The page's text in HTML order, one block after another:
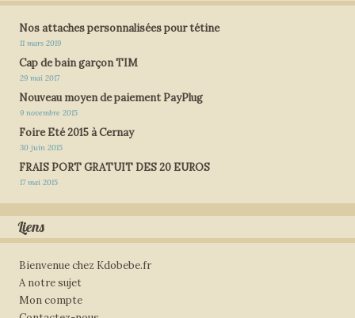
Nos attaches personnalisées pour tétine
11 mars 2019
Cap de bain garçon TIM
29 mai 2017
Nouveau moyen de paiement PayPlug
9 novembre 2015
Foire Eté 2015 à Cernay
30 juin 2015
FRAIS PORT GRATUIT DES 20 EUROS
17 mai 2015
Liens
Bienvenue chez Kdobebe.fr
A notre sujet
Mon compte